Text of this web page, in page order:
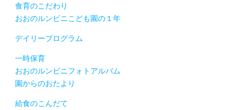
食育のこだわり
おおのルンビニこども園の１年
デイリープログラム
一時保育
おおのルンビニフォトアルバム
園からのおたより
給食のこんだて